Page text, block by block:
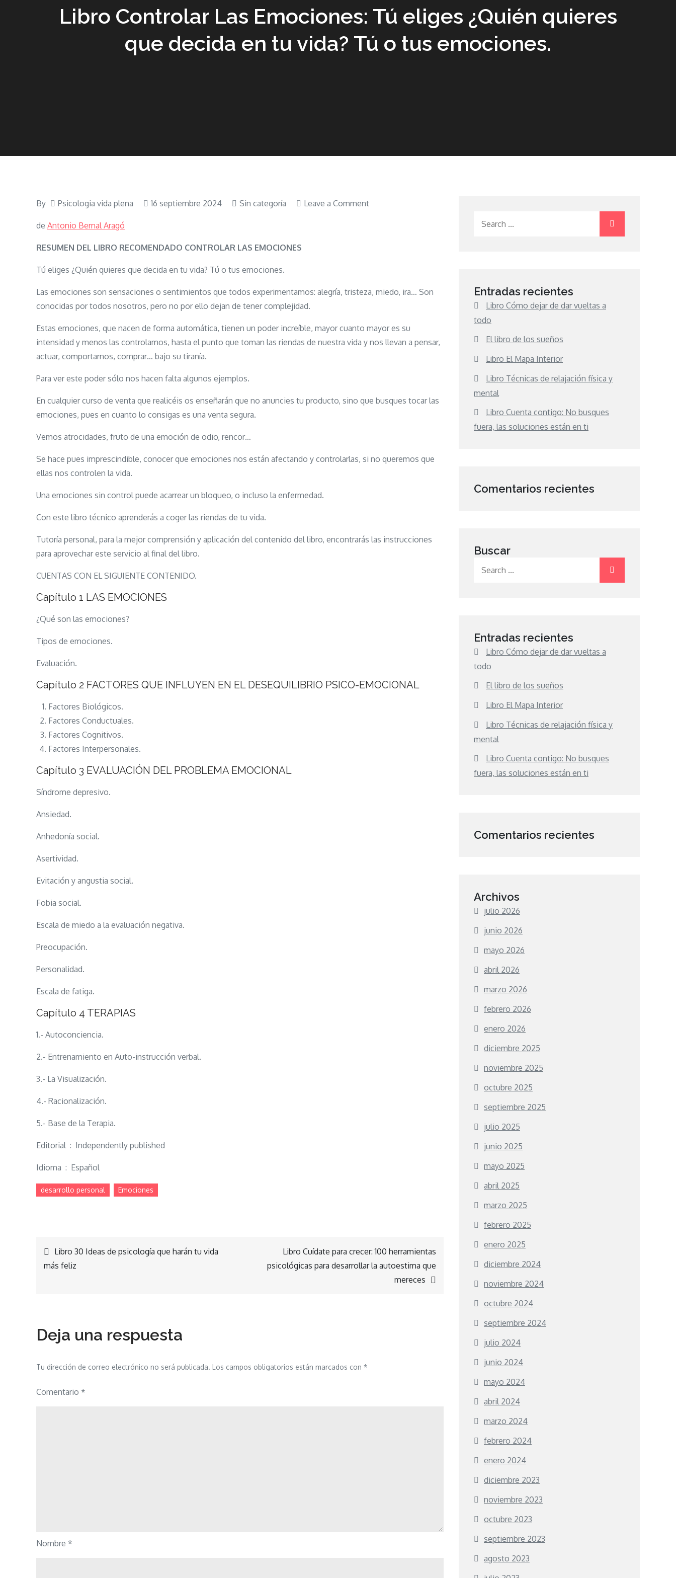
Libro Controlar Las Emociones: Tú eliges ¿Quién quieres
que decida en tu vida? Tú o tus emociones.
By Psicologia vida plena 16 septiembre 2024 Sin categoría Leave a Commenton
eliges
que
decida
Tú
de Antonio Bernal Aragó
RESUMEN DEL LIBRO RECOMENDADO CONTROLAR LAS EMOCIONES
Tú eliges ¿Quién quieres que decida en tu vida? Tú o tus emociones.
Las emociones son sensaciones o sentimientos que todos experimentamos: alegría, tristeza, miedo, ira… Son
conocidas por todos nosotros, pero no por ello dejan de tener complejidad.
Estas emociones, que nacen de forma automática, tienen un poder increíble, mayor cuanto mayor es su
intensidad y menos las controlamos, hasta el punto que toman las riendas de nuestra vida y nos llevan a pensar,
actuar, comportarnos, comprar… bajo su tiranía.
Para ver este poder sólo nos hacen falta algunos ejemplos.
En cualquier curso de venta que realicéis os enseñarán que no anuncies tu producto, sino que busques tocar las
emociones, pues en cuanto lo consigas es una venta segura.
Vemos atrocidades, fruto de una emoción de odio, rencor…
Se hace pues imprescindible, conocer que emociones nos están afectando y controlarlas, si no queremos que
ellas nos controlen la vida.
Una emociones sin control puede acarrear un bloqueo, o incluso la enfermedad.
Con este libro técnico aprenderás a coger las riendas de tu vida.
Tutoría personal, para la mejor comprensión y aplicación del contenido del libro, encontrarás las instrucciones
para aprovechar este servicio al final del libro.
CUENTAS CON EL SIGUIENTE CONTENIDO.
Capítulo 1 LAS EMOCIONES
¿Qué son las emociones?
Tipos de emociones.
Evaluación.
Capítulo 2 FACTORES QUE INFLUYEN EN EL DESEQUILIBRIO PSICO-EMOCIONAL
Factores Biológicos.
Factores Conductuales.
Factores Cognitivos.
Factores Interpersonales.
Capítulo 3 EVALUACIÓN DEL PROBLEMA EMOCIONAL
Síndrome depresivo.
Ansiedad.
Anhedonía social.
Asertividad.
Evitación y angustia social.
Fobia social.
Escala de miedo a la evaluación negativa.
Preocupación.
Personalidad.
Escala de fatiga.
Capítulo 4 TERAPIAS
1.- Autoconciencia.
2.- Entrenamiento en Auto-instrucción verbal.
3.- La Visualización.
4.- Racionalización.
5.- Base de la Terapia.
Editorial ‏ : ‎ Independently published
Idioma ‏ : ‎ Español
desarrollo personal Emociones
Navegación
Libro 30 Ideas de psicología que harán tu vida
más feliz
Libro Cuídate para crecer: 100 herramientas
psicológicas para desarrollar la autoestima que
mereces
Deja una respuesta
Tu dirección de correo electrónico no será publicada. Los campos obligatorios están marcados con *
Comentario *
Nombre *
Entradas recientes
Libro Cómo dejar de dar vueltas a
todo
El libro de los sueños
Libro El Mapa Interior
Libro Técnicas de relajación física y
mental
Libro Cuenta contigo: No busques
fuera, las soluciones están en ti
Comentarios recientes
Buscar
Entradas recientes
Libro Cómo dejar de dar vueltas a
todo
El libro de los sueños
Libro El Mapa Interior
Libro Técnicas de relajación física y
mental
Libro Cuenta contigo: No busques
fuera, las soluciones están en ti
Comentarios recientes
Archivos
julio 2026
junio 2026
mayo 2026
abril 2026
marzo 2026
febrero 2026
enero 2026
diciembre 2025
noviembre 2025
octubre 2025
septiembre 2025
julio 2025
junio 2025
mayo 2025
abril 2025
marzo 2025
febrero 2025
enero 2025
diciembre 2024
noviembre 2024
octubre 2024
septiembre 2024
julio 2024
junio 2024
mayo 2024
abril 2024
marzo 2024
febrero 2024
enero 2024
diciembre 2023
noviembre 2023
octubre 2023
septiembre 2023
agosto 2023